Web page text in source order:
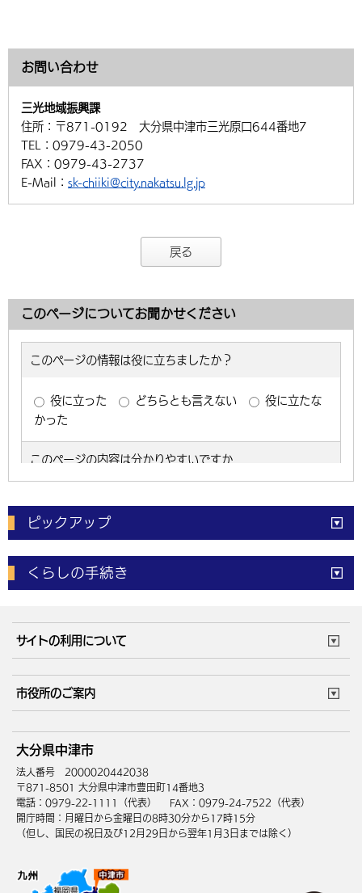
お問い合わせ
三光地域振興課
住所： 〒871-0192 大分県中津市三光原口644番地7
TEL： 0979-43-2050
FAX： 0979-43-2737
E-Mail： sk-chiiki@city.nakatsu.lg.jp
戻る
このページについてお聞かせください
ピックアップ
電子申請 窓口の混雑状況
体育施設予約状況 ご意見・ご要望
くらしの手続き
成人・仕事
住まい・引越 ごみ・環境
健康・医療 障がい・福祉
高齢・介護
サイトの利用について
サイトマップ
市役所のご案内
庁舎地図 組織案内
中津市へのアクセス
大分県中津市
法人番号 2000020442038
〒871-8501 大分県中津市豊田町14番地3
電話：0979-22-1111（代表）
FAX：0979-24-7522（代表）
開庁時間：月曜日から金曜日の8時30分から17時15分
（但し、国民の祝日及び12月29日から翌年1月3日までは除く）